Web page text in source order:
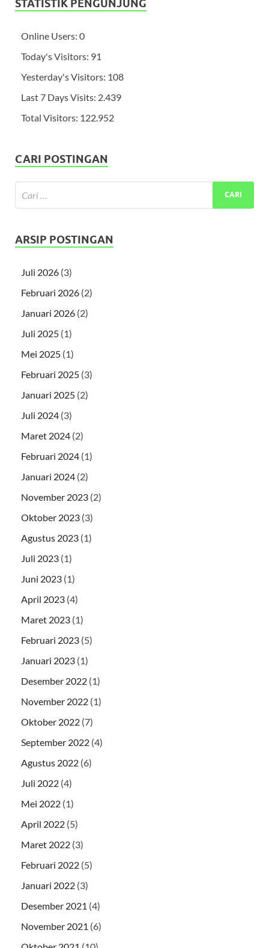
STATISTIK PENGUNJUNG
Online Users: 0
Today's Visitors: 91
Yesterday's Visitors: 108
Last 7 Days Visits: 2.439
Total Visitors: 122.952
CARI POSTINGAN
ARSIP POSTINGAN
Juli 2026 (3)
Februari 2026 (2)
Januari 2026 (2)
Juli 2025 (1)
Mei 2025 (1)
Februari 2025 (3)
Januari 2025 (2)
Juli 2024 (3)
Maret 2024 (2)
Februari 2024 (1)
Januari 2024 (2)
November 2023 (2)
Oktober 2023 (3)
Agustus 2023 (1)
Juli 2023 (1)
Juni 2023 (1)
April 2023 (4)
Maret 2023 (1)
Februari 2023 (5)
Januari 2023 (1)
Desember 2022 (1)
November 2022 (1)
Oktober 2022 (7)
September 2022 (4)
Agustus 2022 (6)
Juli 2022 (4)
Mei 2022 (1)
April 2022 (5)
Maret 2022 (3)
Februari 2022 (5)
Januari 2022 (3)
Desember 2021 (4)
November 2021 (6)